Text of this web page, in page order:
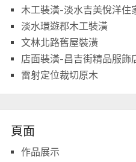
木工裝潢-淡水吉美悅洋住
淡水環遊郡木工裝潢
文林北路舊屋裝潢
店面裝潢-昌吉街精品服飾
雷射定位裁切原木
頁面
作品展示